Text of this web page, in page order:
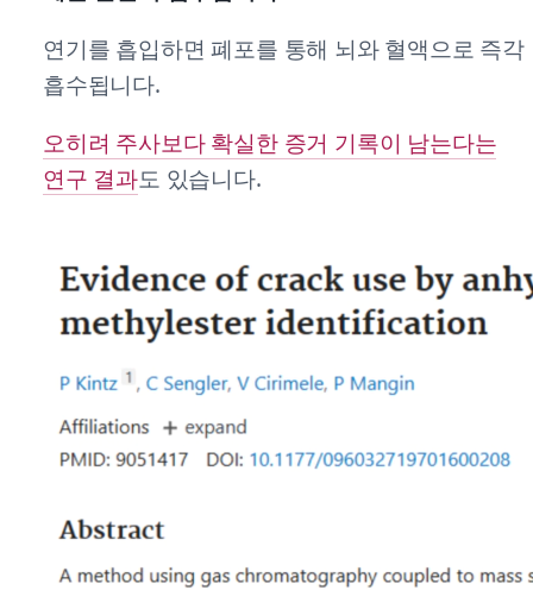
연기를 흡입하면 폐포를 통해 뇌와 혈액으로 즉각
흡수됩니다.
오히려 주사보다 확실한 증거 기록이 남는다는
연구 결과도 있습니다.